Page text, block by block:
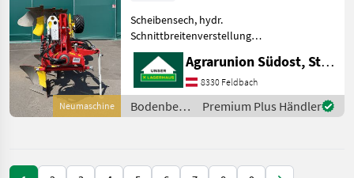
Neumaschine
Scheibensech, hydr.
Schnittbreitenverstellung,
Stützrad, Vorschäler Zum
Verkauf steht ein
nagelneuer Pöttinger 4-
Schar Pflug des Modells
Servo Plus, Baujahr 2025,
Agrarunion Südost, Standort Gniebing
8330 Feldbach
Bodenbearbeitung
/ Pöttinger
Premium Plus Händler